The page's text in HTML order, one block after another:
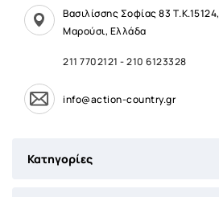
Βασιλίσσης Σοφίας 83 Τ.Κ.15124,
Μαρούσι, Ελλάδα
211 7702121 -210 6123328
info@action-country.gr
Κατηγορίες